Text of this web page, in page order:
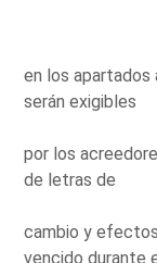
en los
serán exigibles
por los
de letras de
cambio y
vencido durante